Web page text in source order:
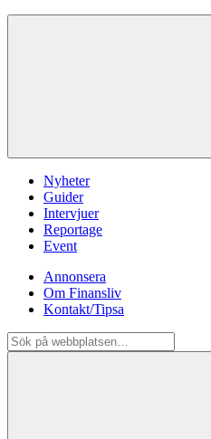
Nyheter
Guider
Intervjuer
Reportage
Event
Annonsera
Om Finansliv
Kontakt/Tipsa